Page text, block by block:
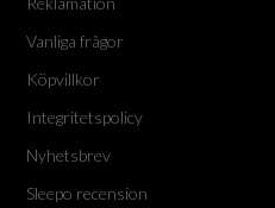
Vanliga frågor
Köpvillkor
Integritetspolicy
Nyhetsbrev
Sleepo recension